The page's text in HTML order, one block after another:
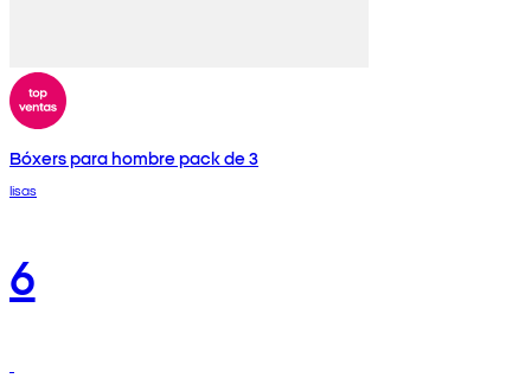
Bóxers para hombre pack de 3
lisas
6